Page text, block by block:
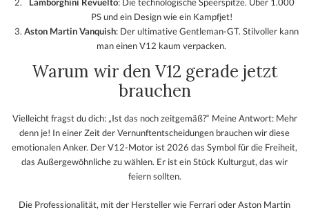
PS und ein Design wie ein Kampfjet!
Aston Martin Vanquish: Der ultimative Gentleman-GT. Stilvoller kann
man einen V12 kaum verpacken.
Warum wir den V12 gerade jetzt
brauchen
Vielleicht fragst du dich: „Ist das noch zeitgemäß?“ Meine Antwort: Mehr
denn je! In einer Zeit der Vernunftentscheidungen brauchen wir diese
emotionalen Anker. Der V12-Motor ist 2026 das Symbol für die Freiheit,
das Außergewöhnliche zu wählen. Er ist ein Stück Kulturgut, das wir
feiern sollten.
Die Professionalität, mit der Hersteller wie Ferrari oder Aston Martin